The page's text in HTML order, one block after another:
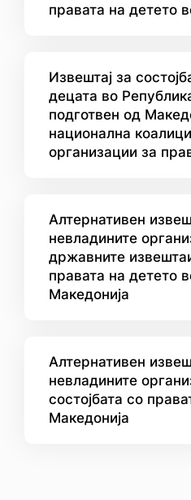
правата на детето
Извештај за
децата во
подготвен од
национална
организации за
Алтернативен
невладините
државните
правата на детето
Македонија
Алтернативен
невладините
состојбата со
Македонија